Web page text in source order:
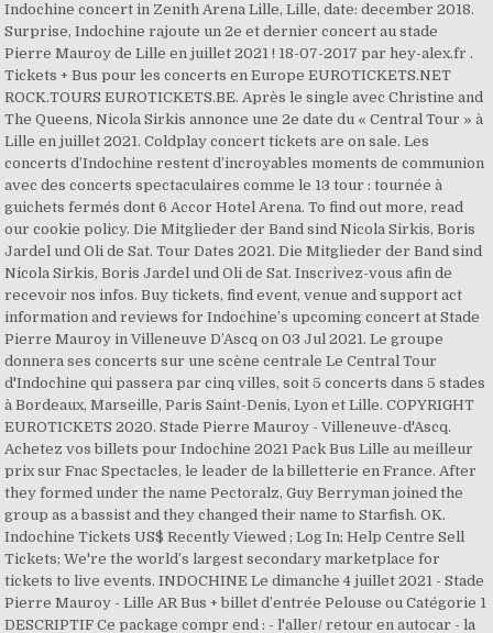
Indochine concert in Zenith Arena Lille, Lille, date: december 2018.
Surprise, Indochine rajoute un 2e et dernier concert au stade
Pierre Mauroy de Lille en juillet 2021 ! 18-07-2017 par hey-alex.fr .
Tickets + Bus pour les concerts en Europe EUROTICKETS.NET
ROCK.TOURS EUROTICKETS.BE. Après le single avec Christine and
The Queens, Nicola Sirkis annonce une 2e date du « Central Tour » à
Lille en juillet 2021. Coldplay concert tickets are on sale. Les
concerts d’Indochine restent d’incroyables moments de communion
avec des concerts spectaculaires comme le 13 tour : tournée à
guichets fermés dont 6 Accor Hotel Arena. To find out more, read
our cookie policy. Die Mitglieder der Band sind Nicola Sirkis, Boris
Jardel und Oli de Sat. Tour Dates 2021. Die Mitglieder der Band sind
Nicola Sirkis, Boris Jardel und Oli de Sat. Inscrivez-vous afin de
recevoir nos infos. Buy tickets, find event, venue and support act
information and reviews for Indochine’s upcoming concert at Stade
Pierre Mauroy in Villeneuve D’Ascq on 03 Jul 2021. Le groupe
donnera ses concerts sur une scène centrale Le Central Tour
d'Indochine qui passera par cinq villes, soit 5 concerts dans 5 stades
à Bordeaux, Marseille, Paris Saint-Denis, Lyon et Lille. COPYRIGHT
EUROTICKETS 2020. Stade Pierre Mauroy - Villeneuve-d'Ascq.
Achetez vos billets pour Indochine 2021 Pack Bus Lille au meilleur
prix sur Fnac Spectacles, le leader de la billetterie en France. After
they formed under the name Pectoralz, Guy Berryman joined the
group as a bassist and they changed their name to Starfish. OK.
Indochine Tickets US$ Recently Viewed ; Log In; Help Centre Sell
Tickets; We're the world’s largest secondary marketplace for
tickets to live events. INDOCHINE Le dimanche 4 juillet 2021 - Stade
Pierre Mauroy - Lille AR Bus + billet d’entrée Pelouse ou Catégorie 1
DESCRIPTIF Ce package compr end : - l'aller/ retour en autocar - la